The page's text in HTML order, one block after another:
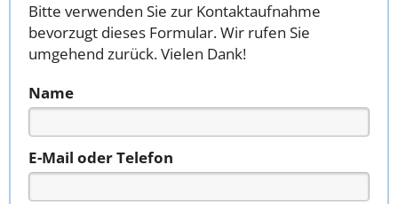
Bitte verwenden Sie zur Kontaktaufnahme
bevorzugt dieses Formular. Wir rufen Sie
umgehend zurück. Vielen Dank!
Name
E-Mail oder Telefon